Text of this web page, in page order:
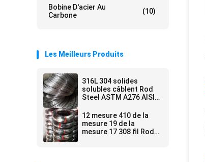
Bobine D'acier Au
Carbone
(10)
Les Meilleurs Produits
316L 304 solides
solubles câblent Rod
Steel ASTM A276 AISI
12 mesure 410 de la
mesure 19 de la
mesure 17 308 fil Rod